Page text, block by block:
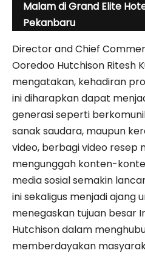
Malam di Grand Elite
Pekanbaru
Director and Chief
Ooredoo Hutchison Ritesh
mengatakan, kehadiran
ini diharapkan dapat
generasi seperti
sanak saudara, maupun
video, berbagi video resep
mengunggah konten-
media sosial semakin
ini sekaligus menjadi ajang
menegaskan tujuan besar
Hutchison dalam
memberdayakan